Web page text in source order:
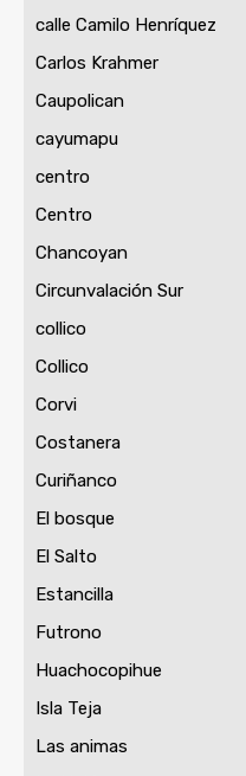
calle Camilo Henríquez
Carlos Krahmer
Caupolican
cayumapu
centro
Centro
Chancoyan
Circunvalación Sur
collico
Collico
Corvi
Costanera
Curiñanco
El bosque
El Salto
Estancilla
Futrono
Huachocopihue
Isla Teja
Las animas